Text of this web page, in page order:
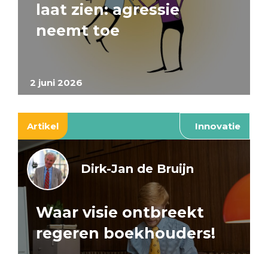
2 juni 2026
laat zien: agressie
neemt toe
Artikel Innovatie
Dirk-Jan de Bruijn
Waar visie ontbreekt
regeren boekhouders!